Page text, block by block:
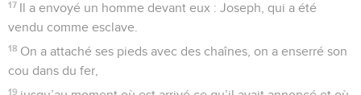
17 Il a envoyé un homme devant eux : Joseph, qui a été
vendu comme esclave.
18 On a attaché ses pieds avec des chaînes, on a enserré son
cou dans du fer,
19